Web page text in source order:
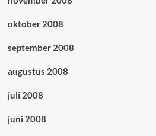
oktober 2008
september 2008
augustus 2008
juli 2008
juni 2008